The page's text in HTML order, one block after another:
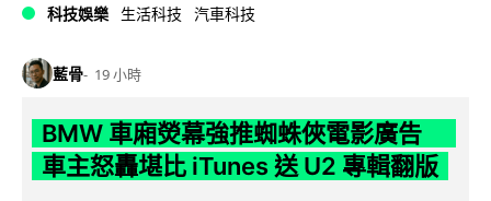
科技娛樂 生活科技 汽車科技
藍骨 19 小時
BMW 車廂熒幕強推蜘蛛俠電影廣告
車主怒轟堪比 iTunes 送 U2 專輯翻版